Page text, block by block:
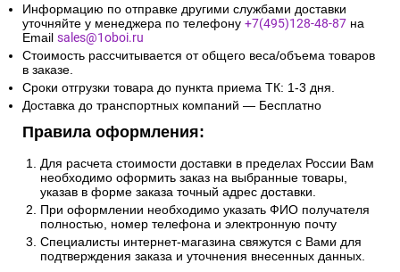
Информацию по отправке другими службами доставки
уточняйте у менеджера по телефону +7(495)128-48-87 на
Email sales@1oboi.ru
Стоимость рассчитывается от общего веса/объема товаров
в заказе.
Сроки отгрузки товара до пункта приема ТК: 1-3 дня.
Доставка до транспортных компаний — Бесплатно
Правила оформления:
Для расчета стоимости доставки в пределах России Вам
необходимо оформить заказ на выбранные товары,
указав в форме заказа точный адрес доставки.
При оформлении необходимо указать ФИО получателя
полностью, номер телефона и электронную почту
Специалисты интернет-магазина свяжутся с Вами для
подтверждения заказа и уточнения внесенных данных.